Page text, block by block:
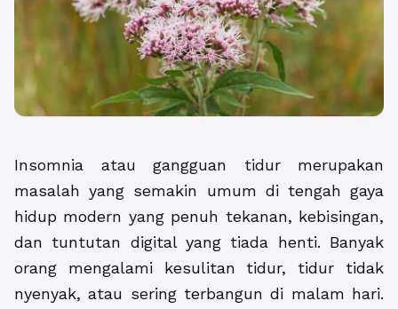
Insomnia atau gangguan tidur merupakan
masalah yang semakin umum di tengah gaya
hidup modern yang penuh tekanan, kebisingan,
dan tuntutan digital yang tiada henti. Banyak
orang mengalami kesulitan tidur, tidur tidak
nyenyak, atau sering terbangun di malam hari.